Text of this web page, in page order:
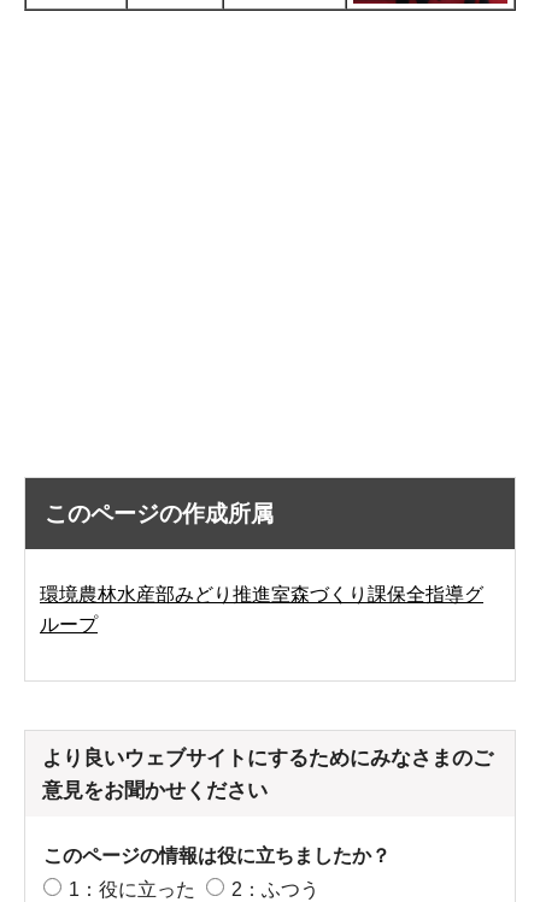
このページの作成所属
環境農林水産部みどり推進室森づくり課保全指導グ
ループ
より良いウェブサイトにするためにみなさまのご
意見をお聞かせください
このページの情報は役に立ちましたか？
1：役に立った
2：ふつう